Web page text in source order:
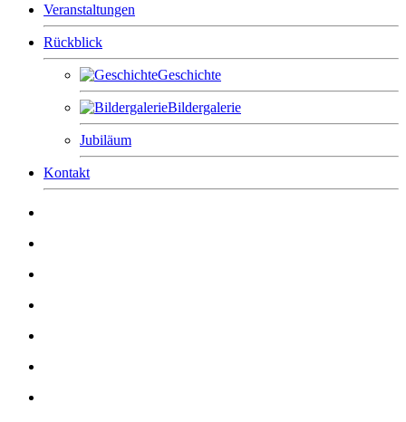
Veranstaltungen
Rückblick
Geschichte
Bildergalerie
Jubiläum
Kontakt